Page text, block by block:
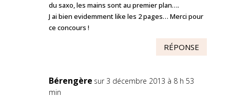
du saxo, les mains sont au premier plan….
J ai bien evidemment like les 2 pages… Merci pour
ce concours !
RÉPONSE
Bérengère sur 3 décembre 2013 à 8 h 53
min